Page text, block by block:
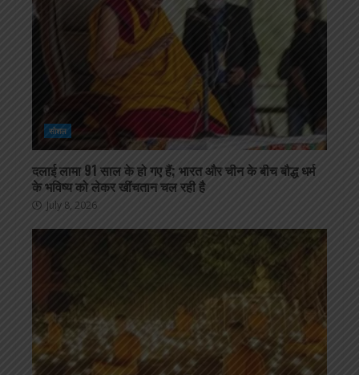
सोशल
दलाई लामा 91 साल के हो गए हैं; भारत और चीन के बीच बौद्ध धर्म
के भविष्य को लेकर खींचतान चल रही है
July 8, 2026